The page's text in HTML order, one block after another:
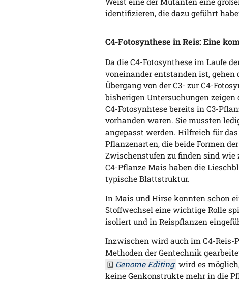
identifizieren, die dazu geführt
C4-Fotosynthese in Reis: Eine
Da die C4-Fotosynthese im Laufe
voneinander entstanden ist, gehen
Übergang von der C3- zur C4-
bisherigen Untersuchungen zeigen
C4-Fotosynhtese bereits in C3-
vorhanden waren. Sie mussten
angepasst werden. Hilfreich für
Pflanzenarten, die beide Formen
Zwischenstufen zu finden sind wie
C4-Pflanze Mais haben die
typische Blattstruktur.
In Mais und Hirse konnten schon
Stoffwechsel eine wichtige Rolle
isoliert und in Reispflanzen
Inzwischen wird auch im C4-
Methoden der Gentechnik
Genome Editing wird es
keine Genkonstrukte mehr in die